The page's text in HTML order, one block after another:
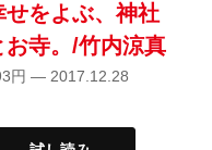
せをよぶ、神社
お寺。/竹内涼真
円 — 2017.12.28